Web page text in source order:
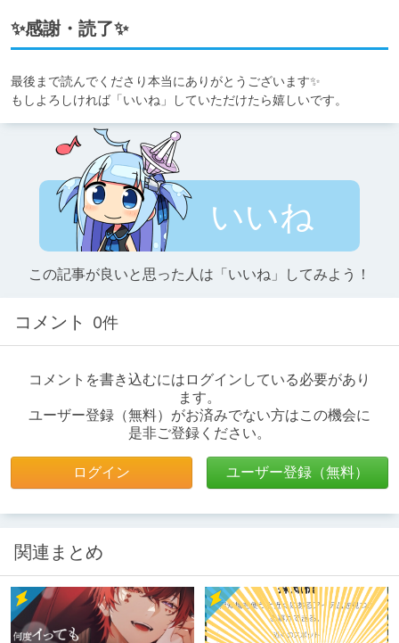
✨感謝・読了✨
最後まで読んでくださり本当にありがとうございます✨
もしよろしければ「いいね」していただけたら嬉しいです。
いいね
この記事が良いと思った人は「いいね」してみよう！
コメント 0件
コメントを書き込むにはログインしている必要があり
ます。
ユーザー登録（無料）がお済みでない方はこの機会に
是非ご登録ください。
ログイン ユーザー登録（無料）
関連まとめ